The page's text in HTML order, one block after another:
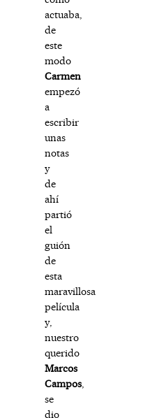
actuaba,
de
este
modo
Carmen
empezó
a
escribir
unas
notas
y
de
ahí
partió
el
guión
de
esta
maravillosa
película
y,
nuestro
querido
Marcos
Campos,
se
dio